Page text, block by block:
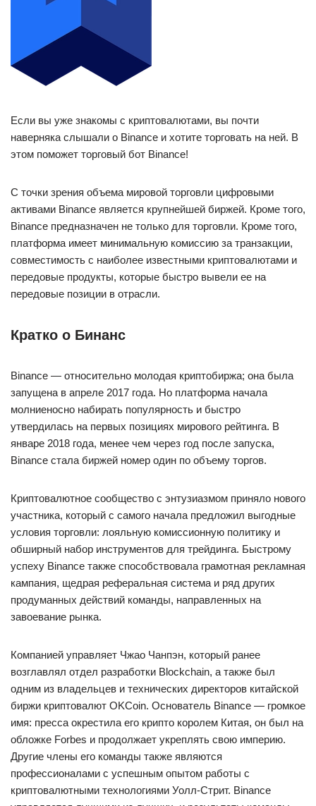
Если вы уже знакомы с криптовалютами, вы почти
наверняка слышали о Binance и хотите торговать на ней. В
этом поможет торговый бот Binance!
С точки зрения объема мировой торговли цифровыми
активами Binance является крупнейшей биржей. Кроме того,
Binance предназначен не только для торговли. Кроме того,
платформа имеет минимальную комиссию за транзакции,
совместимость с наиболее известными криптовалютами и
передовые продукты, которые быстро вывели ее на
передовые позиции в отрасли.
Кратко о Бинанс
Binance — относительно молодая криптобиржа; она была
запущена в апреле 2017 года. Но платформа начала
молниеносно набирать популярность и быстро
утвердилась на первых позициях мирового рейтинга. В
январе 2018 года, менее чем через год после запуска,
Binance стала биржей номер один по объему торгов.
Криптовалютное сообщество с энтузиазмом приняло нового
участника, который с самого начала предложил выгодные
условия торговли: лояльную комиссионную политику и
обширный набор инструментов для трейдинга. Быстрому
успеху Binance также способствовала грамотная рекламная
кампания, щедрая реферальная система и ряд других
продуманных действий команды, направленных на
завоевание рынка.
Компанией управляет Чжао Чанпэн, который ранее
возглавлял отдел разработки Blockchain, а также был
одним из владельцев и технических директоров китайской
биржи криптовалют OKCoin. Основатель Binance — громкое
имя: пресса окрестила его крипто королем Китая, он был на
обложке Forbes и продолжает укреплять свою империю.
Другие члены его команды также являются
профессионалами с успешным опытом работы с
криптовалютными технологиями Уолл-Стрит. Binance